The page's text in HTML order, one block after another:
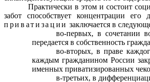
Практически в этом и состоит
забот способствует концентрации его
приватизации заключается в
во-первых, в сочетании
передается в собственность
во-вторых, в праве
каждым гражданином России
именных приватизированных
в-третьих, в